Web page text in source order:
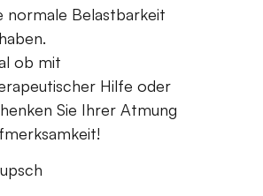
normale Belastbarkeit
ob mit
Hilfe oder
Sie Ihrer Atmung